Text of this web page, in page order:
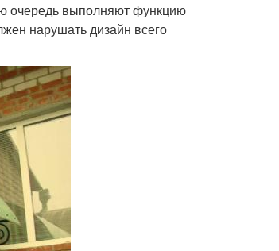
очередь выполняют функцию
нарушать дизайн всего